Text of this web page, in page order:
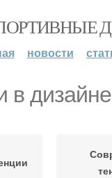
новости
в дизайне